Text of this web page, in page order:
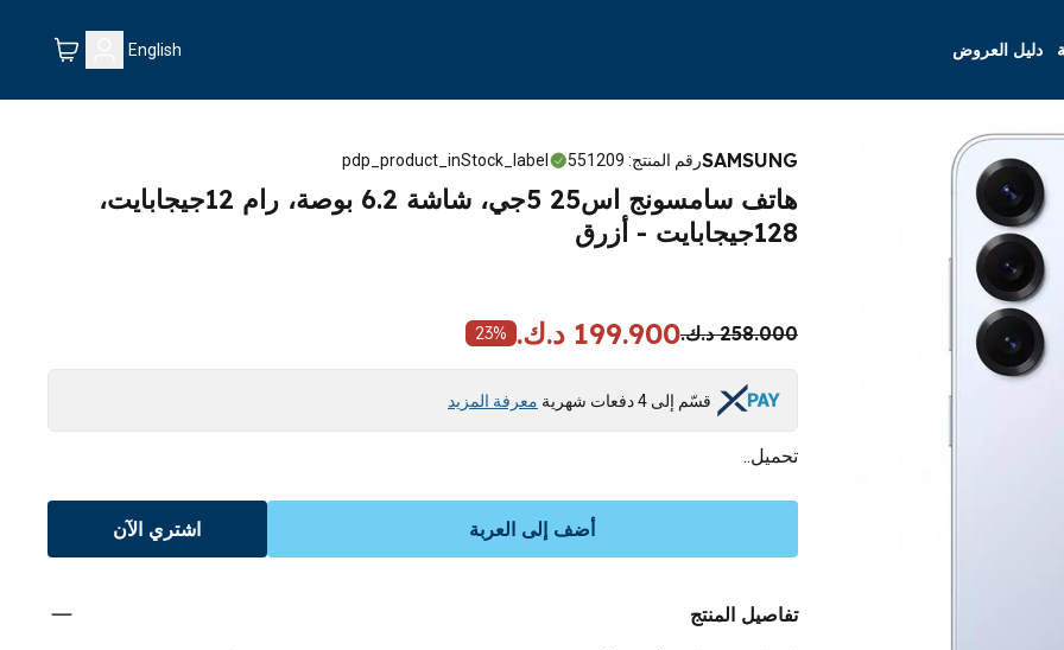
دليل العروض English
SAMSUNGرقم المنتج:
551209
pdp_product_inStock_label
هاتف سامسونج اس25 5جي، شاشة 6.2 بوصة، رام 12جيجابايت،
128جيجابايت - أزرق
258.000 د.ك. 199.900 د.ك. 23%
قسّم إلى 4 دفعات شهرية معرفة المزيد
تحميل..
أضف إلى العربة اشتري الآن
تفاصيل المنتج